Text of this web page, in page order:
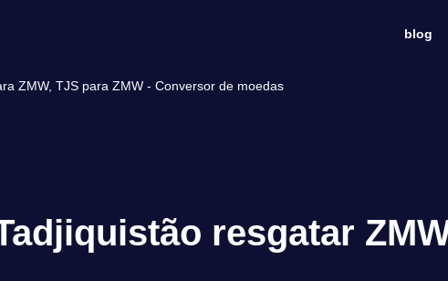
blog
ZMW, TJS para ZMW - Conversor de moedas
resgatar